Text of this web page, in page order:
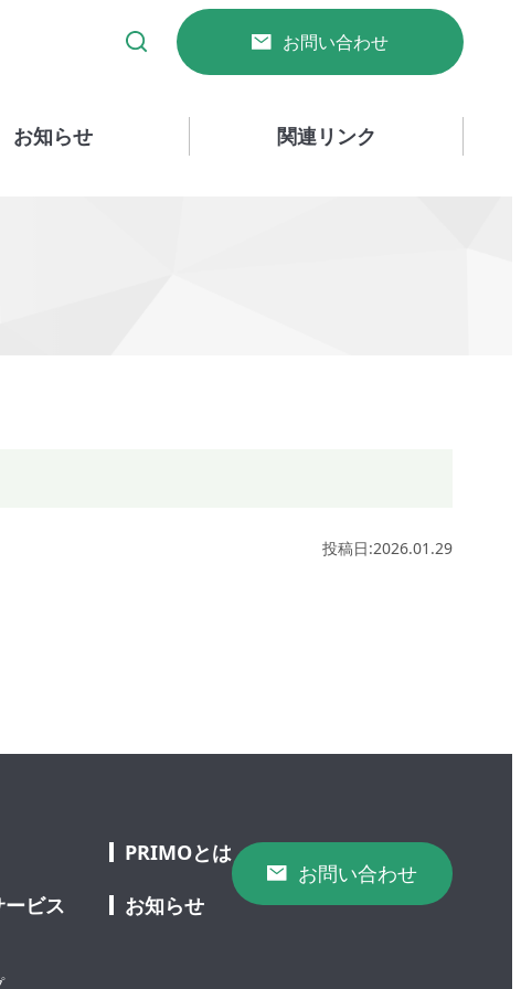
お問い合わせ
お知らせ 関連リンク
投稿日:2026.01.29
PRIMOとは
ビス
お知らせ
お問い合わせ